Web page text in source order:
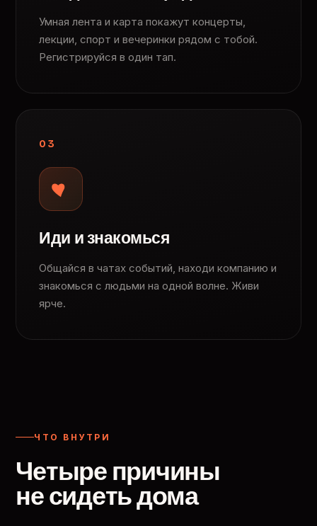
Умная лента и карта покажут концерты,
лекции, спорт и вечеринки рядом с тобой.
Регистрируйся в один тап.
03
Иди и знакомься
Общайся в чатах событий, находи компанию и
знакомься с людьми на одной волне. Живи
ярче.
ЧТО ВНУТРИ
Четыре причины
не сидеть дома